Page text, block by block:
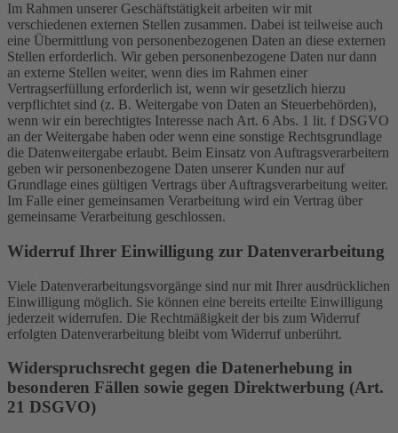
Im Rahmen unserer Geschäftstätigkeit arbeiten wir mit
verschiedenen externen Stellen zusammen. Dabei ist teilweise auch
eine Übermittlung von personenbezogenen Daten an diese externen
Stellen erforderlich. Wir geben personenbezogene Daten nur dann
an externe Stellen weiter, wenn dies im Rahmen einer
Vertragserfüllung erforderlich ist, wenn wir gesetzlich hierzu
verpflichtet sind (z. B. Weitergabe von Daten an Steuerbehörden),
wenn wir ein berechtigtes Interesse nach Art. 6 Abs. 1 lit. f DSGVO
an der Weitergabe haben oder wenn eine sonstige Rechtsgrundlage
die Datenweitergabe erlaubt. Beim Einsatz von Auftragsverarbeitern
geben wir personenbezogene Daten unserer Kunden nur auf
Grundlage eines gültigen Vertrags über Auftragsverarbeitung weiter.
Im Falle einer gemeinsamen Verarbeitung wird ein Vertrag über
gemeinsame Verarbeitung geschlossen.
Widerruf Ihrer Einwilligung zur Datenverarbeitung
Viele Datenverarbeitungsvorgänge sind nur mit Ihrer ausdrücklichen
Einwilligung möglich. Sie können eine bereits erteilte Einwilligung
jederzeit widerrufen. Die Rechtmäßigkeit der bis zum Widerruf
erfolgten Datenverarbeitung bleibt vom Widerruf unberührt.
Widerspruchsrecht gegen die Datenerhebung in
besonderen Fällen sowie gegen Direktwerbung (Art.
21 DSGVO)